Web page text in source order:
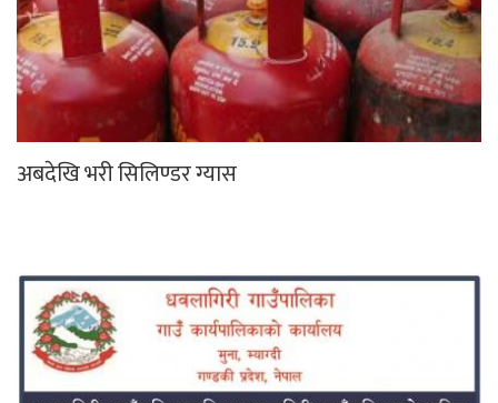
अबदेखि भरी सिलिण्डर ग्यास